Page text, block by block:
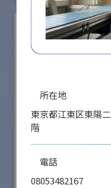
所在地
東京都江東区東陽
階
電話
08053482167シナノケ